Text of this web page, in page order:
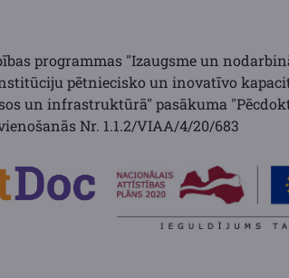
programmas "Izaugsme un
pētniecisko un inovatīvo
un infrastruktūrā" pasākuma
Nr. 1.1.2/VIAA/4/20/683